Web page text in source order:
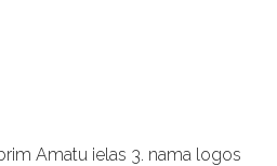
Amatu ielas 3. nama logos